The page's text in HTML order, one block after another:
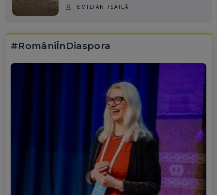
EMILIAN ISAILĂ
#RomâniÎnDiaspora